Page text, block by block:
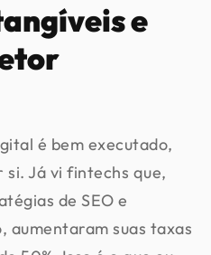
e
é bem executado,
Já vi fintechs que,
de SEO e
aumentaram suas taxas